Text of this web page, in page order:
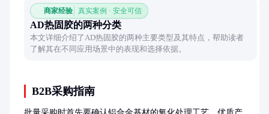
商家经验 真实案例 · 安全可信
AD热固胶的两种分类
本文详细介绍了AD热固胶的两种主要类型及其特点，帮助读者
了解其在不同应用场景中的表现和选择依据。
B2B采购指南